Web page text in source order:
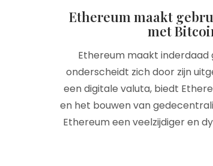
Ethereum maakt
met
Ethereum maakt
onderscheidt zich door zijn
een digitale valuta, biedt
en het bouwen van
Ethereum een veelzijdiger en